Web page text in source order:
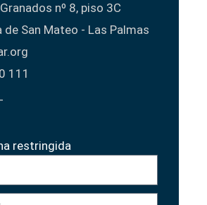
nº 8, piso 3C
de San Mateo - Las Palmas
111
restringida